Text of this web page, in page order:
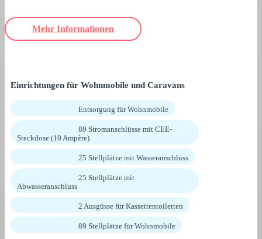
Mehr Informationen
Einrichtungen für Wohnmobile und Caravans
Entsorgung für Wohnmobile
89 Stromanschlüsse mit CEE-
Steckdose (10 Ampère)
25 Stellplätze mit Wasseranschluss
25 Stellplätze mit
Abwasseranschluss
2 Ausgüsse für Kassettentoiletten
89 Stellplätze für Wohnmobile